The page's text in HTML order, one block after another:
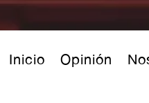
Inicio Opinión